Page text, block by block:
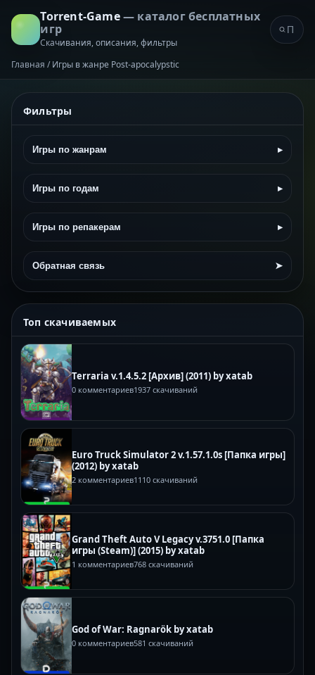
Torrent-Game— каталог бесплатных
игр
Скачивания, описания, фильтры
Главная / Игры в жанре Post-apocalypstic
Фильтры
Игры по жанрам ▸
Игры по годам ▸
Игры по репакерам ▸
Обратная связь ➤
Топ скачиваемых
Terraria v.1.4.5.2 [Архив] (2011) by xatab
0 комментариев1937 скачиваний
Euro Truck Simulator 2 v.1.57.1.0s [Папка игры]
(2012) by xatab
2 комментариев1110 скачиваний
Grand Theft Auto V Legacy v.3751.0 [Папка
игры (Steam)] (2015) by xatab
1 комментариев768 скачиваний
God of War: Ragnarök by xatab
0 комментариев581 скачиваний